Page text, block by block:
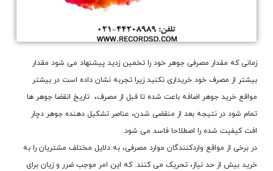
زمانی که مقدار مصرفی جوهر خود را تخمین زدید پیشنهاد می شود مقدار
بیشتر از مصرف خود خریداری نکنید زیرا تجربه نشان داده است در بیشتر
مواقع خرید جوهر اضافه باعت شده تا قبل از مصرف، تاریخ انقضا جوهر ها
تمام شود در نتیجه بعد از منقضی شدن، عناصر تشکیل دهنده جوهر دچار
افت کیفیت شده را اصطلاحا فاسد می شود.
در برخی از مواقع واردکنندگان موارد مصرفی، به دلایل مختلف مشتریان را به
خرید بیش از حد نیاز، تحریک می کنند. که این امر موجب ضرر و زیان برای